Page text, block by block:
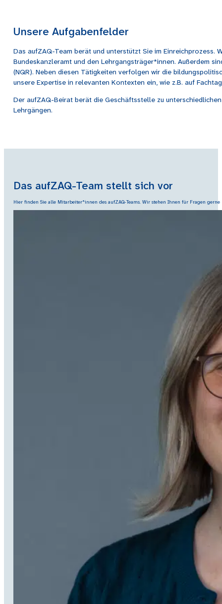
Unsere Aufgabenfelder
Das aufZAQ-Team berät und unterstützt Sie im
Bundeskanzleramt und den Lehrgangsträger*innen. Außerdem
(NQR). Neben diesen Tätigkeiten verfolgen wir die
unsere Expertise in relevanten Kontexten ein, wie z.B. auf
Der aufZAQ-Beirat berät die Geschäftsstelle zu
Lehrgängen.
Das aufZAQ-Team stellt sich vor
Hier finden Sie alle Mitarbeiter*innen des aufZAQ-Teams. Wir stehen Ihnen für Fragen